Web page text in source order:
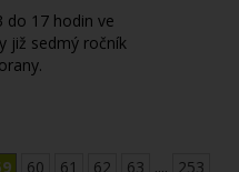
do 17 hodin ve
již sedmý ročník
60 61 62 63 .... 253